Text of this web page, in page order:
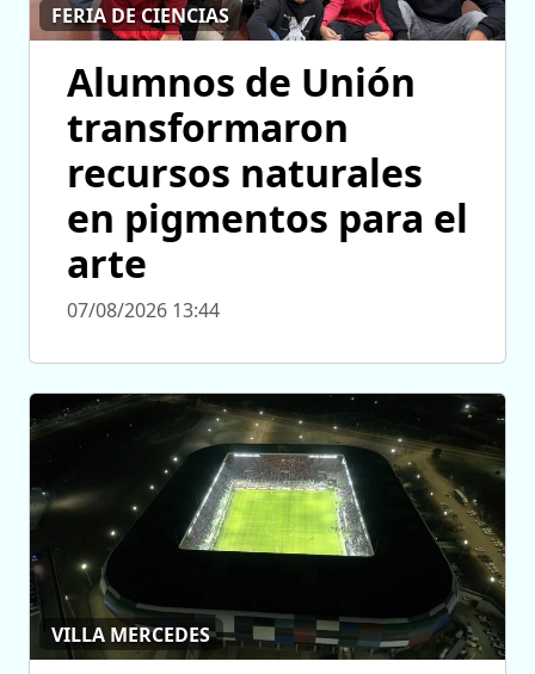
FERIA DE CIENCIAS
Alumnos de Unión
transformaron
recursos naturales
en pigmentos para el
arte
07/08/2026 13:44
VILLA MERCEDES